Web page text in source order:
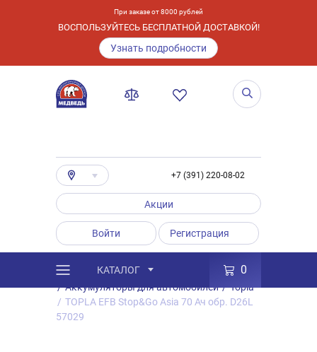
При заказе от 8000 рублей
ВОСПОЛЬЗУЙТЕСЬ БЕСПЛАТНОЙ ДОСТАВКОЙ!
Узнать подробности
+7 (391) 220-08-02
Акции
Войти Регистрация
КАТАЛОГ 0
Каталог / Товары
Аккумуляторы
/ Аккумуляторы для автомобилей / Topla
/ TOPLA EFB Stop&Go Asia 70 Ач обр. D26L
57029